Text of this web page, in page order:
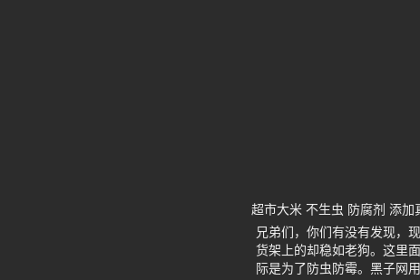
超市大米 不生虫 防腐剂 添加
兄弟们，你们有没有发现，
货架上的却稳如老狗。这里
际是为了防虫防霉。黑子网